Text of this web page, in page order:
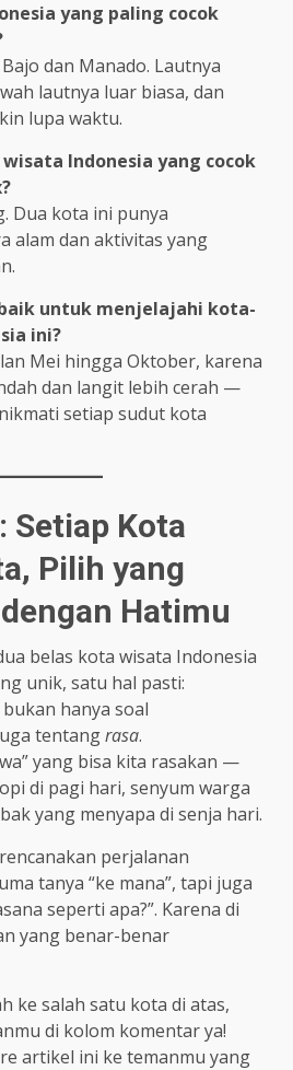
yang paling cocok
dan Manado. Lautnya
lautnya luar biasa, dan
lupa waktu.
Indonesia yang cocok
Dua kota ini punya
alam dan aktivitas yang
untuk menjelajahi kota-
ini?
Mei hingga Oktober, karena
dan langit lebih cerah —
setiap sudut kota
Setiap Kota
Pilih yang
Hatimu
belas kota wisata Indonesia
unik, satu hal pasti:
hanya soal
tentangrasa.
yang bisa kita rasakan —
di pagi hari, senyum warga
yang menyapa di senja hari.
perjalanan
tanya “ke mana”, tapi juga
seperti apa?”. Karena di
yang benar-benar
ke salah satu kota di atas,
di kolom komentar ya!
artikel ini ke temanmu yang